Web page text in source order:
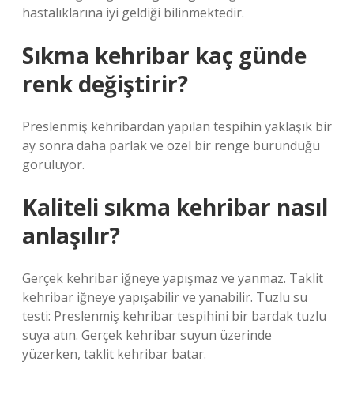
hastalıklarına iyi geldiği bilinmektedir.
Sıkma kehribar kaç günde
renk değiştirir?
Preslenmiş kehribardan yapılan tespihin yaklaşık bir
ay sonra daha parlak ve özel bir renge büründüğü
görülüyor.
Kaliteli sıkma kehribar nasıl
anlaşılır?
Gerçek kehribar iğneye yapışmaz ve yanmaz. Taklit
kehribar iğneye yapışabilir ve yanabilir. Tuzlu su
testi: Preslenmiş kehribar tespihini bir bardak tuzlu
suya atın. Gerçek kehribar suyun üzerinde
yüzerken, taklit kehribar batar.